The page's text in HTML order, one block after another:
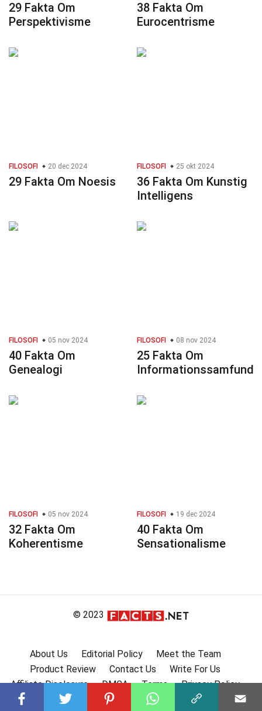
29 Fakta Om
Perspektivisme
38 Fakta Om
Eurocentrisme
FILOSOFI 20 dec 2024
29 Fakta Om Noesis
FILOSOFI 25 okt 2024
36 Fakta Om Kunstig
Intelligens
FILOSOFI 05 nov 2024
40 Fakta Om
Genealogi
FILOSOFI 08 nov 2024
25 Fakta Om
Informationssamfund
FILOSOFI 05 nov 2024
32 Fakta Om
Koherentisme
FILOSOFI 19 dec 2024
40 Fakta Om
Sensationalisme
© 2023
About Us Editorial Policy
Meet the Team
Product Review
Contact Us
Write For Us
Affiliate Disclosure
DMCA Terms
Privacy Policy
Submit Facts
More Facts